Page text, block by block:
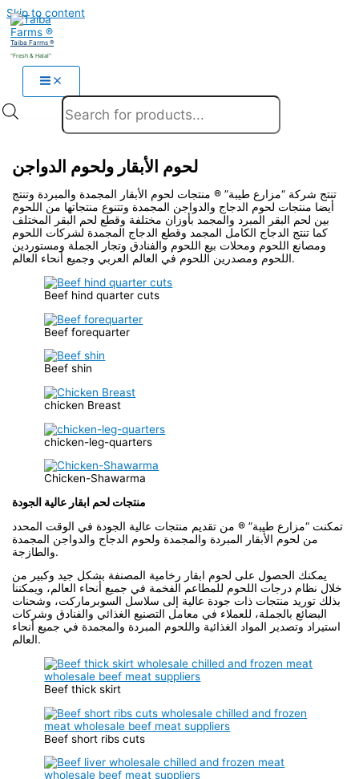
Skip to content
Taiba Farms ®
"Fresh & Halal"
لحوم الأبقار ولحوم الدواجن
تنتج شركة “مزارع طيبة” ® منتجات لحوم الأبقار المجمدة والمبردة وتنتج
أيضا منتجات لحوم الدجاج والدواجن المجمدة وتتنوع منتجاتها من اللحوم
بين لحم البقر المبرد والمجمد بأوزان مختلفة وقطع لحم البقر المختلف
كما تنتج الدجاج الكامل المجمد وقطع الدجاج المجمدة لشركات اللحوم
ومصانع اللحوم ومحلات بيع اللحوم والفنادق وتجار الجملة ومستوردين
اللحوم ومصدرين اللحوم في العالم العربي وجميع أنحاء العالم.
Beef hind quarter cuts
Beef forequarter
Beef shin
chicken Breast
chicken-leg-quarters
Chicken-Shawarma
منتجات لحم ابقار عالية الجودة
تمكنت “مزارع طيبة” ® من تقديم منتجات عالية الجودة في الوقت المحدد
من لحوم الأبقار المبردة والمجمدة ولحوم الدجاج والدواجن المجمدة
والطازجة.
يمكنك الحصول على لحوم ابقار رخامية المصنفة بشكل جيد وكبير من
خلال نظام درجات اللحوم للمطاعم الفخمة في جميع أنحاء العالم، ويمكننا
بذلك توريد منتجات ذات جودة عالية إلى سلاسل السوبرماركت، وشحنات
البضائع بالجملة، للعملاء في معامل التصنيع الغذائي والفنادق وشركات
استيراد وتصدير المواد الغذائية واللحوم المبردة والمجمدة في جميع أنحاء
العالم.
Beef thick skirt
Beef short ribs cuts